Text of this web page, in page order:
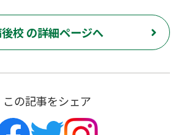
校 の詳細ページへ
この記事をシェア